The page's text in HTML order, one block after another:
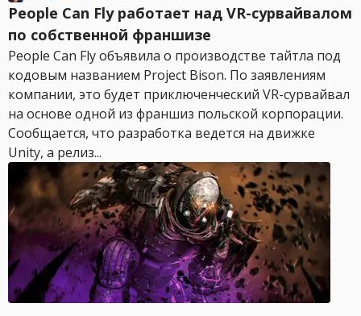
People Can Fly работает над VR-сурвайвалом
по собственной франшизе
People Can Fly объявила о производстве тайтла под
кодовым названием Project Bison. По заявлениям
компании, это будет приключенческий VR-сурвайвал
на основе одной из франшиз польской корпорации.
Сообщается, что разработка ведется на движке
Unity, а релиз...